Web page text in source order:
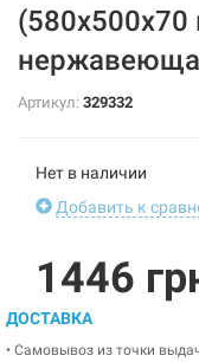
Артикул: 329332
Нет в наличии
Добавить к
1446
ДОСТАВКА
• Самовывоз из точки